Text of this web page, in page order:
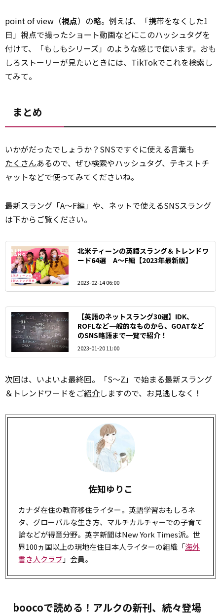
point of view（視点）の略。例えば、「携帯をなくした1
日」視点で撮ったショート動画などにこのハッシュタグを
付けて、「もしもシリーズ」のような感じで使います。おも
しろストーリーが見たいときには、TikTokでこれを検索し
てみて。
まとめ
いかがだったでしょうか？SNSですぐに使える言葉も
たくさんあるので、ぜひ検索やハッシュタグ、テキストチ
ャットなどで使ってみてくださいね。
最新スラング「A～F編」や、ネットで使えるSNSスラング
は下からご覧ください。
北米ティーンの英語スラング＆トレンドワ
ード64選 A～F編【2023年最新版】
2023-02-14 06:00
【英語のネットスラング30選】IDK、
ROFLなど一般的なものから、GOATなど
のSNS略語まで一覧で紹介！
2023-01-20 11:00
次回は、いよいよ最終回。「S～Z」で始まる最新スラング
＆トレンドワードをご紹介しますので、お見逃しなく！
佐知ゆりこ
カナダ在住の教育移住ライター。英語学習おもしろネ
タ、グローバルな生き方、マルチカルチャーでの子育て
論などが得意分野。英字新聞はNew York Times派。世
界100ヵ国以上の現地在住日本人ライターの組織「海外
書き人クラブ」会員。
boocoで読める！アルクの新刊、続々登場